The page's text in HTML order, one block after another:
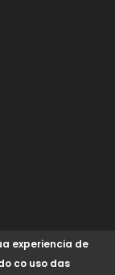
experiencia de
co uso das